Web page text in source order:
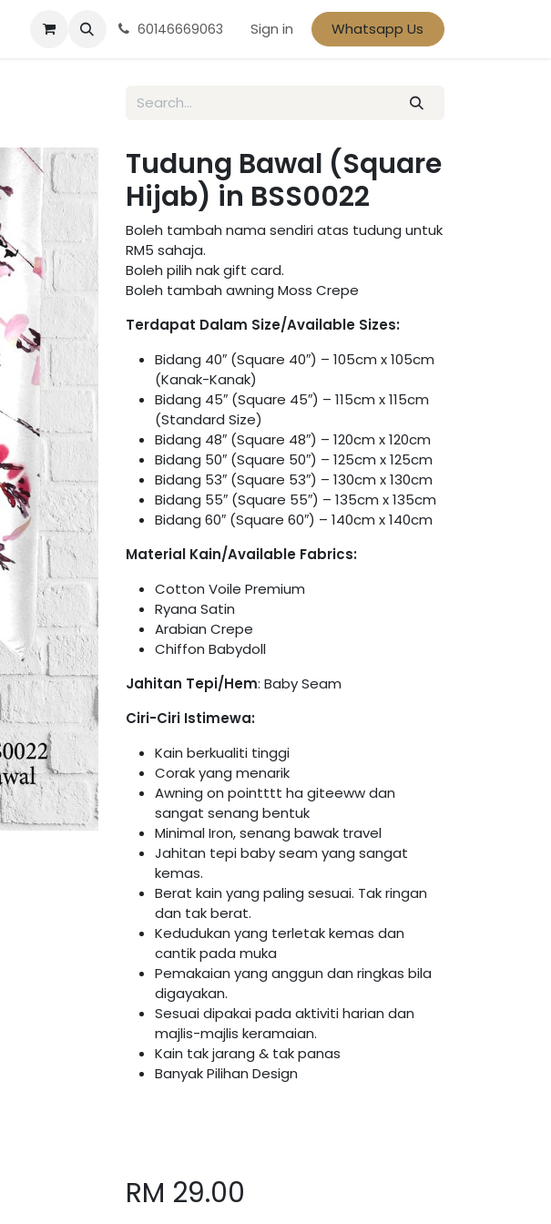
60146669063 Sign in Whatsapp Us
Tudung Bawal (Square
Hijab) in BSS0022
Boleh tambah nama sendiri atas tudung untuk
RM5 sahaja.
Boleh pilih nak gift card.
Boleh tambah awning Moss Crepe
Terdapat Dalam Size/Available Sizes:
Bidang 40″ (Square 40″) – 105cm x 105cm
(Kanak-Kanak)
Bidang 45″ (Square 45″) – 115cm x 115cm
(Standard Size)
Bidang 48″ (Square 48″) – 120cm x 120cm
Bidang 50″ (Square 50″) – 125cm x 125cm
Bidang 53″ (Square 53″) – 130cm x 130cm
Bidang 55″ (Square 55″) – 135cm x 135cm
Bidang 60″ (Square 60″) – 140cm x 140cm
Material Kain/Available Fabrics:
Cotton Voile Premium
Ryana Satin
Arabian Crepe
Chiffon Babydoll
Jahitan Tepi/Hem: Baby Seam
Ciri-Ciri Istimewa:
Kain berkualiti tinggi
Corak yang menarik
Awning on pointttt ha giteeww dan
sangat senang bentuk
Minimal Iron, senang bawak travel
Jahitan tepi baby seam yang sangat
kemas.
Berat kain yang paling sesuai. Tak ringan
dan tak berat.
Kedudukan yang terletak kemas dan
cantik pada muka
Pemakaian yang anggun dan ringkas bila
digayakan.
Sesuai dipakai pada aktiviti harian dan
majlis-majlis keramaian.
Kain tak jarang & tak panas
Banyak Pilihan Design
RM 29.00